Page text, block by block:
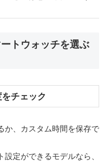
トウォッチを選ぶ
チェック
か、カスタム時間を保存で
定ができるモデルなら、